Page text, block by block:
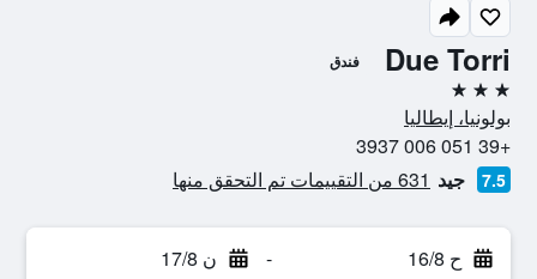
Due Torri فندق
3 نجوم
بولونيا، إيطاليا
+39 051 006 3937
7.5 جيد 631 من التقييمات تم التحقق منها
ح 16/8 - ن 17/8